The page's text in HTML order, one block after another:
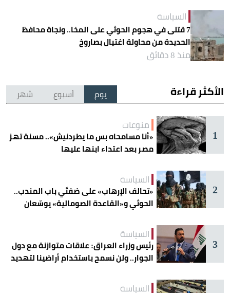
السياسة
7 قتلى في هجوم الحوثي على المخا.. ونجاة محافظ
الحديدة من محاولة اغتيال بصاروخ
منذ 8 دقائق
الأكثر قراءة يوم أسبوع شهر
1
منوعات
«أنا مسامحاه بس ما يطردنيش».. مسنة تهز
مصر بعد اعتداء ابنها عليها
2
السياسة
«تحالف الإرهاب» على ضفتَي باب المندب..
الحوثي و«القاعدة الصومالية» يوسّعان
3
السياسة
رئيس وزراء العراق: علاقات متوازنة مع دول
الجوار.. ولن نسمح باستخدام أراضينا لتهديد
السياسة